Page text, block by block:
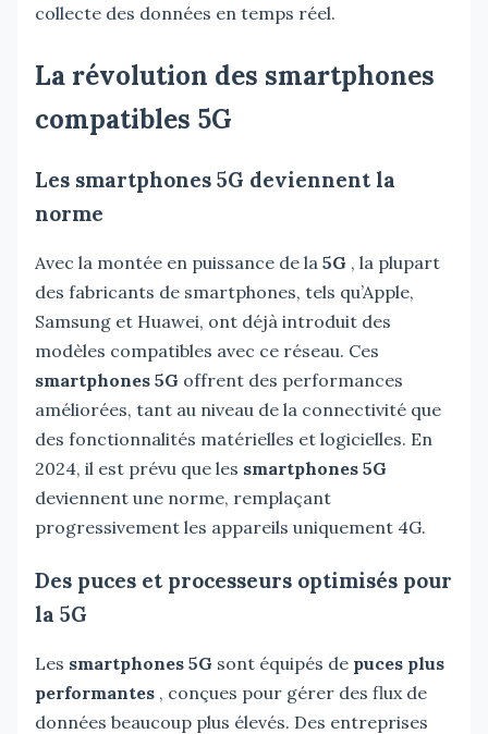
collecte des données en temps réel.
La révolution des smartphones
compatibles 5G
Les smartphones 5G deviennent la
norme
Avec la montée en puissance de la 5G , la plupart
des fabricants de smartphones, tels qu’Apple,
Samsung et Huawei, ont déjà introduit des
modèles compatibles avec ce réseau. Ces
smartphones 5G offrent des performances
améliorées, tant au niveau de la connectivité que
des fonctionnalités matérielles et logicielles. En
2024, il est prévu que les smartphones 5G
deviennent une norme, remplaçant
progressivement les appareils uniquement 4G.
Des puces et processeurs optimisés pour
la 5G
Les smartphones 5G sont équipés de puces plus
performantes , conçues pour gérer des flux de
données beaucoup plus élevés. Des entreprises